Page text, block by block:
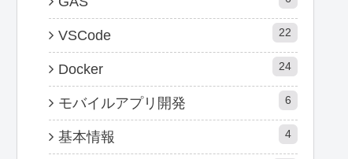
VSCode 22
Docker 24
モバイルアプリ開発 6
基本情報 4